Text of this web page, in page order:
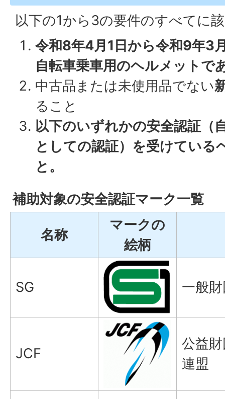
以下の1から3の要件のすべてに
令和8年4月1日から令和9年3
自転車乗車用のヘルメットで
中古品または未使用品でない
ること
以下のいずれかの安全認証（
としての認証）を受けている
と。
補助対象の安全認証マーク一覧
名称
マークの
絵柄
SG 一般
JCF
公益
連盟